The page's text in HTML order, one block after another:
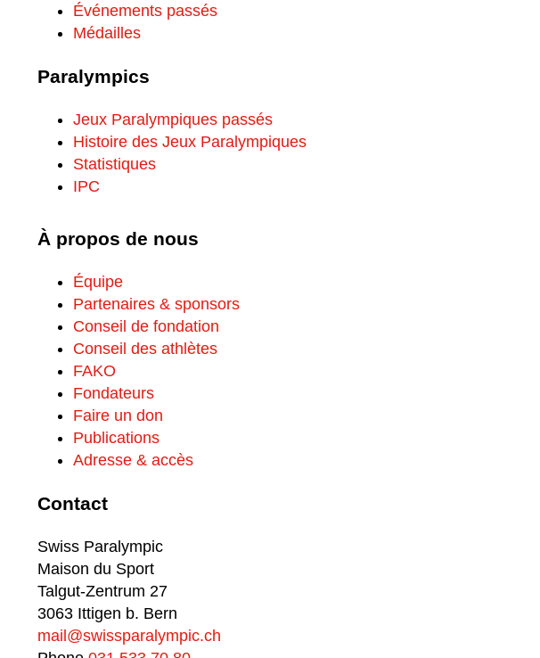
Événements passés
Médailles
Paralympics
Jeux Paralympiques passés
Histoire des Jeux Paralympiques
Statistiques
IPC
À propos de nous
Équipe
Partenaires & sponsors
Conseil de fondation
Conseil des athlètes
FAKO
Fondateurs
Faire un don
Publications
Adresse & accès
Contact
Swiss Paralympic
Maison du Sport
Talgut-Zentrum 27
3063 Ittigen b. Bern
mail@swissparalympic.ch